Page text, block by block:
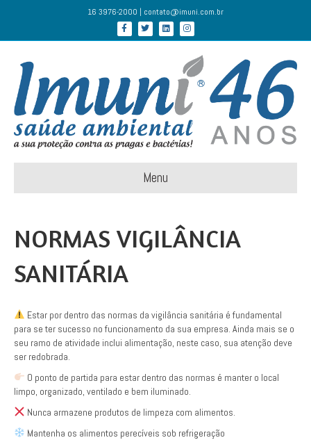
16 3976-2000 | contato@imuni.com.br
FacebookTwitterLinkedinInstagram
Menu
NORMAS VIGILÂNCIA
SANITÁRIA
Estar por dentro das normas da vigilância sanitária é fundamental
para se ter sucesso no funcionamento da sua empresa. Ainda mais se o
seu ramo de atividade inclui alimentação, neste caso, sua atenção deve
ser redobrada.
O ponto de partida para estar dentro das normas é manter o local
limpo, organizado, ventilado e bem iluminado.
Nunca armazene produtos de limpeza com alimentos.
Mantenha os alimentos perecíveis sob refrigeração